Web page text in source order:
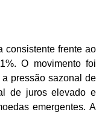
consistente frente ao
O movimento foi
pressão sazonal de
de juros elevado e
emergentes. A